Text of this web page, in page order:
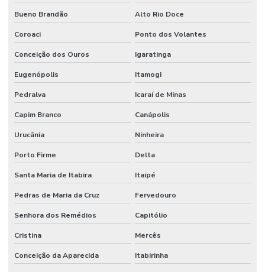
Bueno Brandão Alto Rio Doce
Coroaci Ponto dos Volantes
Conceição dos Ouros Igaratinga
Eugenópolis Itamogi
Pedralva Icaraí de Minas
Capim Branco Canápolis
Urucânia Ninheira
Porto Firme Delta
Santa Maria de Itabira Itaipé
Pedras de Maria da Cruz Fervedouro
Senhora dos Remédios Capitólio
Cristina Mercês
Conceição da Aparecida Itabirinha